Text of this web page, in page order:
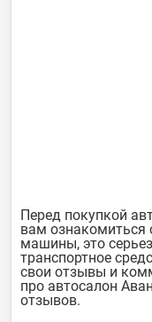
Перед покупкой
вам ознакомиться
машины, это
транспортное
свои отзывы и
про автосалон
отзывов.